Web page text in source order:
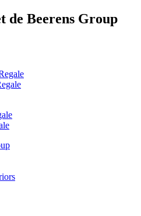
de Beerens Group